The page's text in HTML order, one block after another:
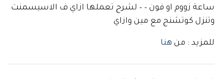
ساعة زووم او فون – – لشرح تعملها ازاي ف الاسيسمنت
وتنزل كوتشنج مع مين وازاي
للمزيد : من هنا